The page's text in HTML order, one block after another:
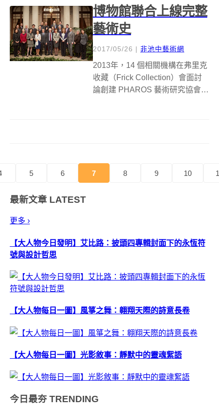
博物館聯合上線完整
藝術史
2017/05/26 | 非池中藝術網
2013年，14 個相關機構在弗里克
收藏（Frick Collection）會面討
論創建 PHAROS 藝術研究協會。
5 6 7 8 9 10
最新文章 LATEST
更多 ›
【大人物今日發明】艾比路：披頭四專輯封面下的永恆符
號與設計哲思
【大人物每日一圖】風箏之舞：翱翔天際的詩意長卷
【大人物每日一圖】光影敘事：靜默中的靈魂絮語
今日最夯 TRENDING